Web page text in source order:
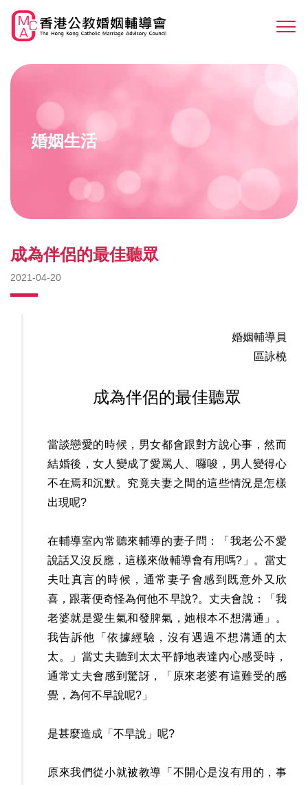
main
婚姻生活
成為伴侶的最佳聽眾
2021-04-20
婚姻輔導員
區詠橈
成為伴侶的最佳聽眾
當談戀愛的時候，男女都會跟對方說心事，然而
結婚後，女人變成了愛罵人、囉唆，男人變得心
不在焉和沉默。究竟夫妻之間的這些情況是怎樣
出現呢?
在輔導室內常聽來輔導的妻子問：「我老公不愛
說話又沒反應，這樣來做輔導會有用嗎?」。當丈
夫吐真言的時候，通常妻子會感到既意外又欣
喜，跟著便奇怪為何他不早說?。丈夫會說：「我
老婆就是愛生氣和發脾氣，她根本不想溝通」。
我告訴他「依據經驗，沒有遇過不想溝通的太
太。」當丈夫聽到太太平靜地表達內心感受時，
通常丈夫會感到驚訝，「原來老婆有這難受的感
覺，為何不早說呢?」
是甚麼造成「不早說」呢?
原來我們從小就被教導「不開心是沒有用的，事